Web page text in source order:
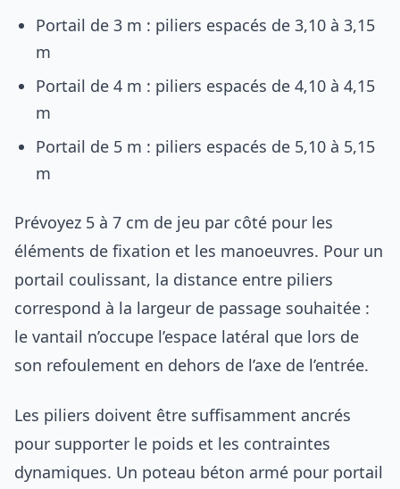
Portail de 3 m : piliers espacés de 3,10 à 3,15
m
Portail de 4 m : piliers espacés de 4,10 à 4,15
m
Portail de 5 m : piliers espacés de 5,10 à 5,15
m
Prévoyez 5 à 7 cm de jeu par côté pour les
éléments de fixation et les manoeuvres. Pour un
portail coulissant, la distance entre piliers
correspond à la largeur de passage souhaitée :
le vantail n’occupe l’espace latéral que lors de
son refoulement en dehors de l’axe de l’entrée.
Les piliers doivent être suffisamment ancrés
pour supporter le poids et les contraintes
dynamiques. Un poteau béton armé pour portail